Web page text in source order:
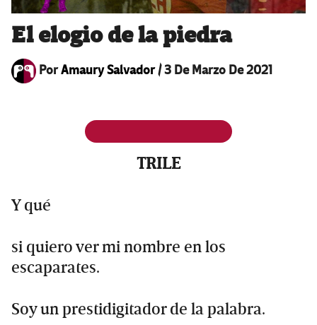
El elogio de la piedra
PorAmaury Salvador/3 De Marzo De 2021
TRILE
Y qué
si quiero ver mi nombre en los
escaparates.
Soy un prestidigitador de la palabra.